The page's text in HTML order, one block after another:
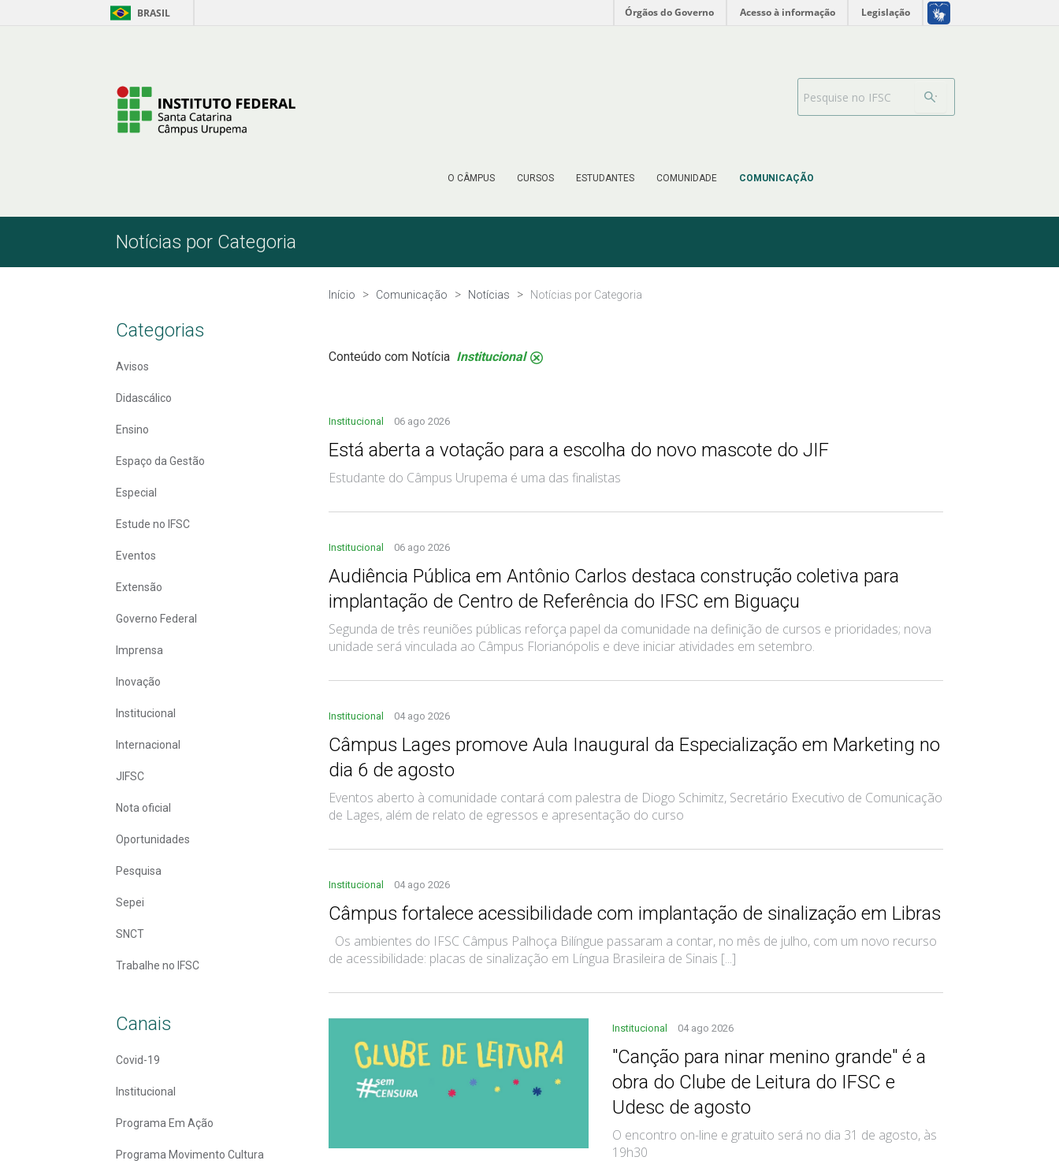
Pular para o Conteúdo BRASIL Órgãos do Governo Acesso à informação Legislação
O CÂMPUS CURSOS ESTUDANTES COMUNIDADE COMUNICAÇÃO
Barra de busca
Notícias por Categoria
Categorias
Avisos
Didascálico
Ensino
Espaço da Gestão
Especial
Estude no IFSC
Eventos
Extensão
Governo Federal
Imprensa
Inovação
Institucional
Internacional
JIFSC
Nota oficial
Oportunidades
Pesquisa
Sepei
SNCT
Trabalhe no IFSC
Canais
Covid-19
Institucional
Programa Em Ação
Programa Movimento Cultura
Início Comunicação Notícias Notícias por Categoria
Conteúdo com Notícia Institucional .
Institucional 06 ago 2026
Está aberta a votação para a escolha do novo mascote do JIF
Estudante do Câmpus Urupema é uma das finalistas
Institucional 06 ago 2026
Audiência Pública em Antônio Carlos destaca construção coletiva para
implantação de Centro de Referência do IFSC em Biguaçu
Segunda de três reuniões públicas reforça papel da comunidade na definição de cursos e prioridades; nova
unidade será vinculada ao Câmpus Florianópolis e deve iniciar atividades em setembro.
Institucional 04 ago 2026
Câmpus Lages promove Aula Inaugural da Especialização em Marketing no
dia 6 de agosto
Eventos aberto à comunidade contará com palestra de Diogo Schimitz, Secretário Executivo de Comunicação
de Lages, além de relato de egressos e apresentação do curso
Institucional 04 ago 2026
Câmpus fortalece acessibilidade com implantação de sinalização em Libras
Os ambientes do IFSC Câmpus Palhoça Bilíngue passaram a contar, no mês de julho, com um novo recurso
de acessibilidade: placas de sinalização em Língua Brasileira de Sinais [...]
Institucional 04 ago 2026
"Canção para ninar menino grande" é a
obra do Clube de Leitura do IFSC e
Udesc de agosto
O encontro on-line e gratuito será no dia 31 de agosto, às
19h30